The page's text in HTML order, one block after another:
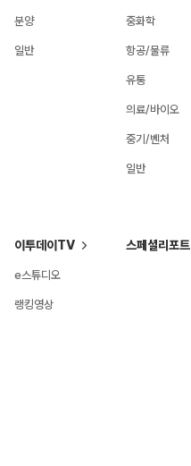
분양
일반
중화학
항공/물류
유통
의료/바이오
중기/벤처
일반
이투데이TV
e스튜디오
랭킹영상
스페셜리포트